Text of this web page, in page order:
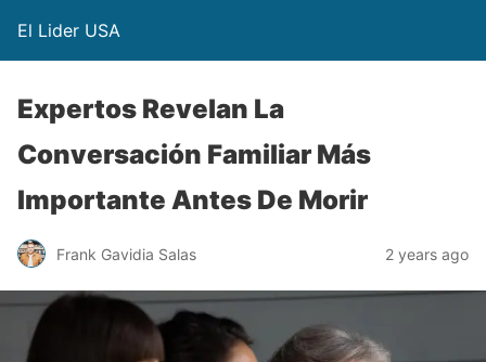
El Lider USA
Expertos Revelan La
Conversación Familiar Más
Importante Antes De Morir
Frank Gavidia Salas 2 years ago